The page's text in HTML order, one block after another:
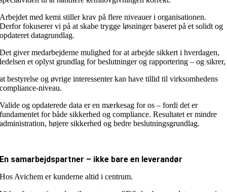
Arbejdet med kemi stiller krav på flere niveauer i organisationen.
Derfor fokuserer vi på at skabe trygge løsninger baseret på et solidt og
opdateret datagrundlag.
Det giver medarbejderne mulighed for at arbejde sikkert i hverdagen,
ledelsen et oplyst grundlag for beslutninger og rapportering – og sikrer,
at bestyrelse og øvrige interessenter kan have tillid til virksomhedens
compliance-niveau.
Valide og opdaterede data er en mærkesag for os – fordi det er
fundamentet for både sikkerhed og compliance. Resultatet er mindre
administration, højere sikkerhed og bedre beslutningsgrundlag.
En samarbejdspartner – ikke bare en leverandør
Hos Avichem er kunderne altid i centrum.